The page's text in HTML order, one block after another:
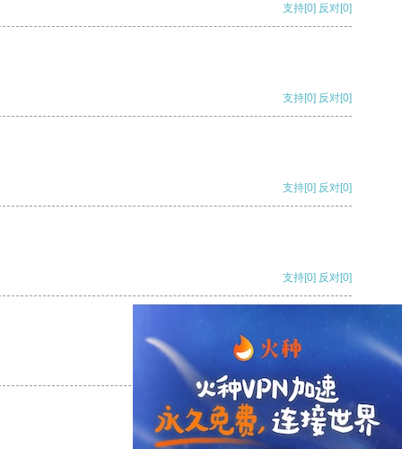
支持[0] 反对[0]
支持[0] 反对[0]
支持[0] 反对[0]
支持[0] 反对[0]